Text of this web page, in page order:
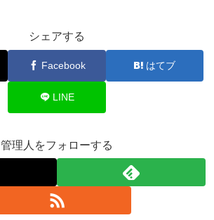
シェアする
Facebook はてブ
LINE
管理人をフォローする